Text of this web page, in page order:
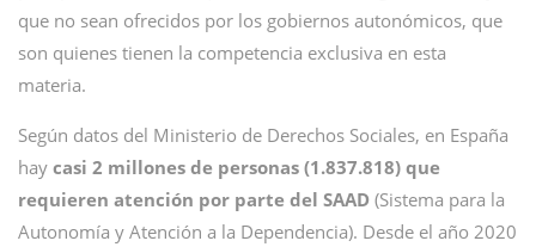
que no sean ofrecidos por los gobiernos autonómicos, que
son quienes tienen la competencia exclusiva en esta
materia.
Según datos del Ministerio de Derechos Sociales, en España
hay casi 2 millones de personas (1.837.818) que
requieren atención por parte del SAAD (Sistema para la
Autonomía y Atención a la Dependencia). Desde el año 2020